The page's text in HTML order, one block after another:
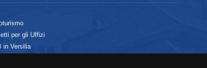
per gli Uffizi
in Versilia